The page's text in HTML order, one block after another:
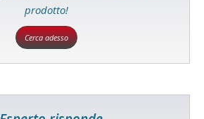
prodotto!
Cerca adesso